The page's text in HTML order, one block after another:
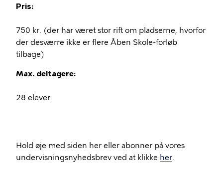
Pris:
750 kr. (der har været stor rift om pladserne, hvorfor
der desværre ikke er flere Åben Skole-forløb
tilbage)
Max. deltagere:
28 elever.
Hold øje med siden her eller abonner på vores
undervisningsnyhedsbrev ved at klikke her.